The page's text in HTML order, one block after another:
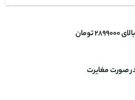
تومان
صورت مغایرت